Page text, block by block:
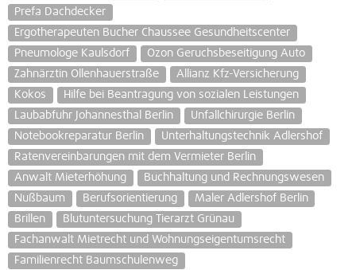
Prefa Dachdecker
Ergotherapeuten Bucher Chaussee Gesundheitscenter
Pneumologe Kaulsdorf
Ozon Geruchsbeseitigung Auto
Zahnärztin Ollenhauerstraße
Allianz Kfz-Versicherung
Kokos
Hilfe bei Beantragung von sozialen Leistungen
Laubabfuhr Johannesthal Berlin
Unfallchirurgie Berlin
Notebookreparatur Berlin
Unterhaltungstechnik Adlershof
Ratenvereinbarungen mit dem Vermieter Berlin
Anwalt Mieterhöhung
Buchhaltung und Rechnungswesen
Nußbaum
Berufsorientierung
Maler Adlershof Berlin
Brillen
Blutuntersuchung Tierarzt Grünau
Fachanwalt Mietrecht und Wohnungseigentumsrecht
Familienrecht Baumschulenweg